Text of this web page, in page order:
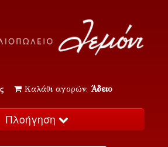
Καλάθι αγορών: Άδειο
Πλοήγηση